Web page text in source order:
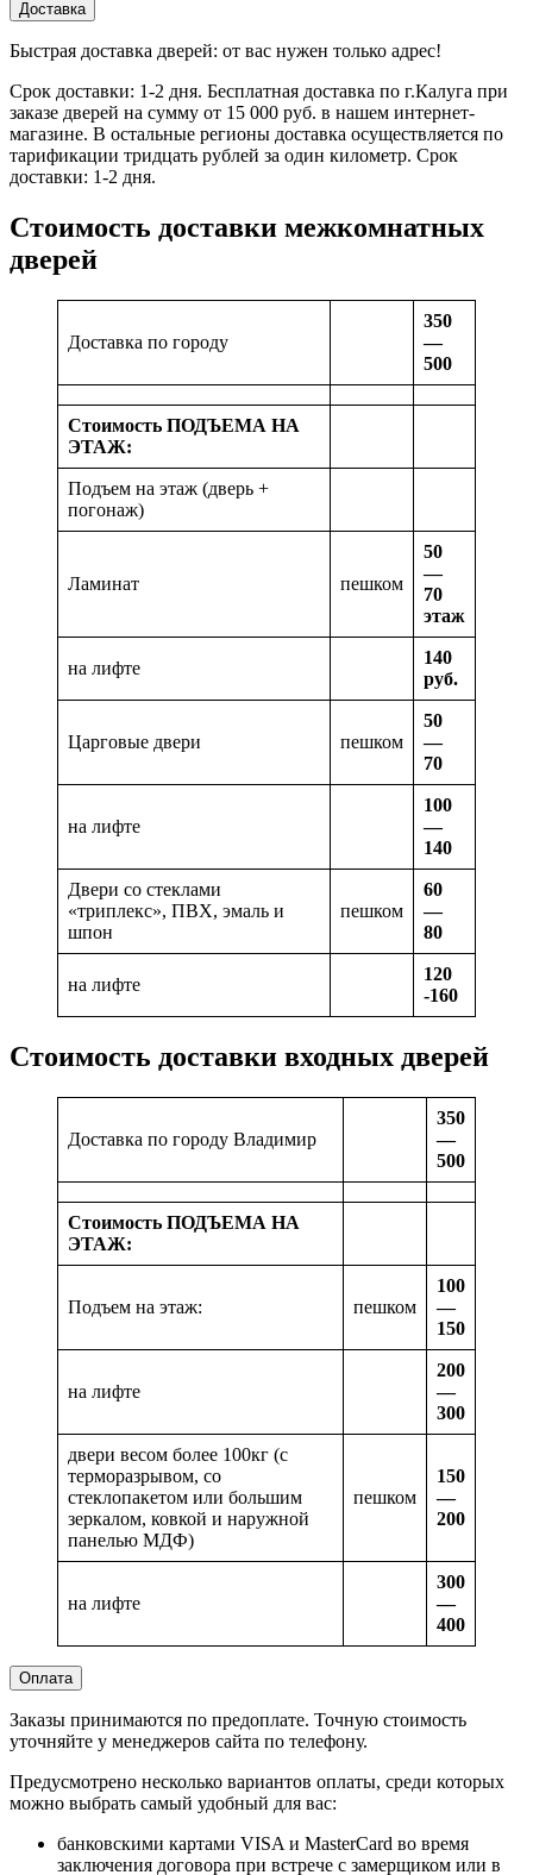
Доставка
Быстрая доставка дверей: от вас нужен только адрес!
Срок доставки: 1-2 дня. Бесплатная доставка по г.Калуга при
заказе дверей на сумму от 15 000 руб. в нашем интернет-
магазине. В остальные регионы доставка осуществляется по
тарификации тридцать рублей за один километр. Срок
доставки: 1-2 дня.
Стоимость доставки межкомнатных
дверей
Доставка по городу
350
—
500
Стоимость ПОДЪЕМА НА
ЭТАЖ:
Подъем на этаж (дверь +
погонаж)
Ламинат пешком
50
—
70
этаж
на лифте
140
руб.
Царговые двери пешком
50
—
70
на лифте
100
—
140
Двери со стеклами
«триплекс», ПВХ, эмаль и
шпон
пешком
60
—
80
на лифте
120
-160
Стоимость доставки входных дверей
Доставка по городу Владимир
350
—
500
Стоимость ПОДЪЕМА НА
ЭТАЖ:
Подъем на этаж: пешком
100
—
150
на лифте
200
—
300
двери весом более 100кг (с
терморазрывом, со
стеклопакетом или большим
зеркалом, ковкой и наружной
панелью МДФ)
пешком
150
—
200
на лифте
300
—
400
Оплата
Заказы принимаются по предоплате. Точную стоимость
уточняйте у менеджеров сайта по телефону.
Предусмотрено несколько вариантов оплаты, среди которых
можно выбрать самый удобный для вас:
банковскими картами VISA и MasterCard во время
заключения договора при встрече с замерщиком или в